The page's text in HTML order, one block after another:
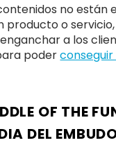
no están
producto o
a los
poder
OF THE
DEL